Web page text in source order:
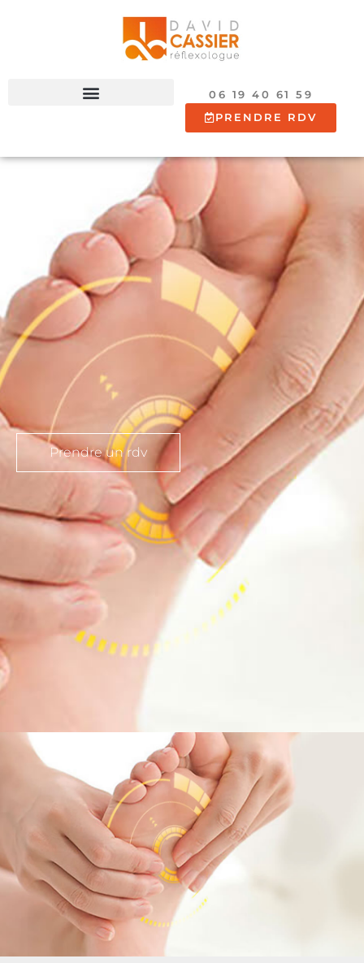
06 19 40 61 59
PRENDRE RDV
Prendre un rdv